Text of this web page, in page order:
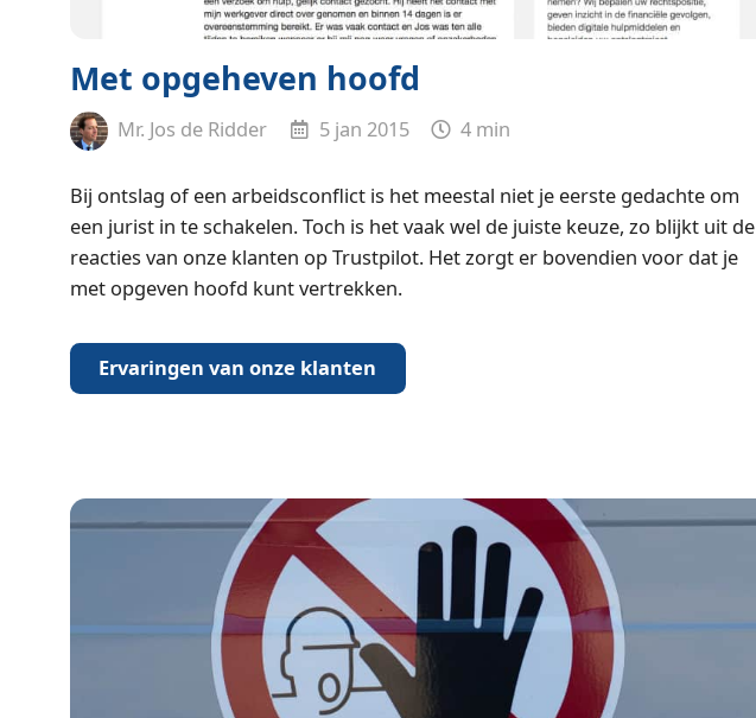
Met opgeheven hoofd
Mr. Jos de Ridder 5 jan 2015 4 min
Bij ontslag of een arbeidsconflict is het meestal niet je eerste gedachte om
een jurist in te schakelen. Toch is het vaak wel de juiste keuze, zo blijkt uit de
reacties van onze klanten op Trustpilot. Het zorgt er bovendien voor dat je
met opgeven hoofd kunt vertrekken.
Ervaringen van onze klanten